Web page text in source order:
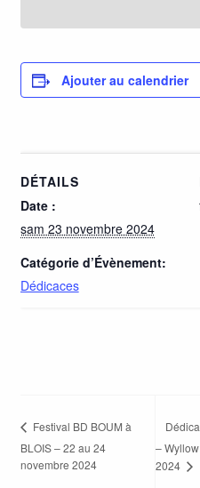
Ajouter au calendrier
DÉTAILS
Date :
sam 23 novembre 2024
Catégorie d’Évènement:
Dédicaces
Festival BD BOUM à
BLOIS – 22 au 24
novembre 2024
–
2024